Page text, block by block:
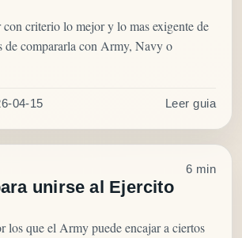
criterio lo mejor y lo mas exigente de
de compararla con Army, Navy o
04-15 Leer guia
6 min
unirse al Ejercito
los que el Army puede encajar a ciertos